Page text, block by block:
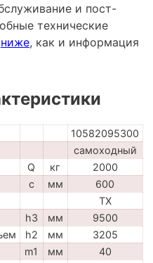
и пост-
технические
ниже, как и информация
10582095300
самоходный
Q кг
2000
c мм
600
TX
h3 мм
9500
h2 мм
3205
m1 мм
40